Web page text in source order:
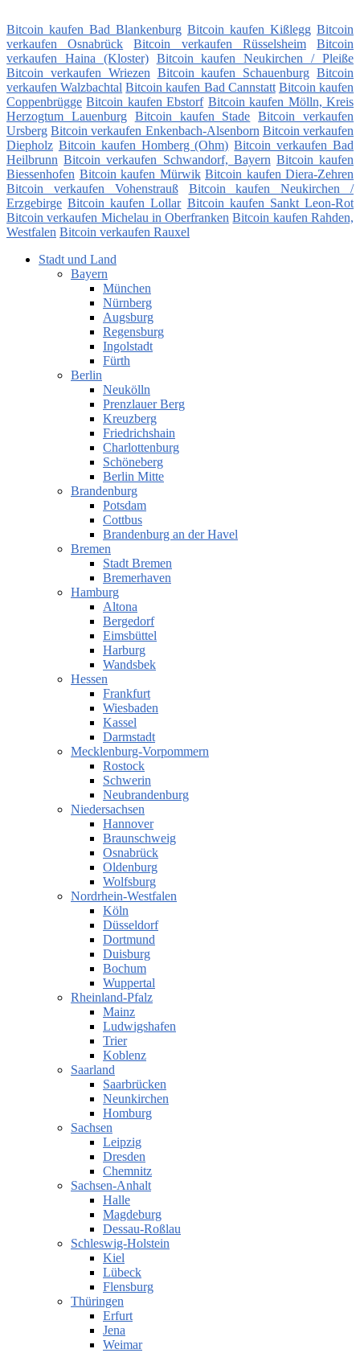
Bitcoin kaufen Bad Blankenburg Bitcoin kaufen Kißlegg Bitcoin
verkaufen Osnabrück
Bitcoin verkaufen Rüsselsheim
Bitcoin
verkaufen Haina (Kloster)
Bitcoin kaufen Neukirchen / Pleiße
Bitcoin verkaufen Wriezen Bitcoin kaufen Schauenburg Bitcoin
verkaufen Walzbachtal Bitcoin kaufen Bad Cannstatt Bitcoin kaufen
Coppenbrügge Bitcoin kaufen Ebstorf Bitcoin kaufen Mölln, Kreis
Herzogtum Lauenburg Bitcoin kaufen Stade
Bitcoin verkaufen
Ursberg Bitcoin verkaufen Enkenbach-Alsenborn Bitcoin verkaufen
Diepholz Bitcoin kaufen Homberg (Ohm) Bitcoin verkaufen Bad
Heilbrunn Bitcoin verkaufen Schwandorf, Bayern Bitcoin kaufen
Biessenhofen Bitcoin kaufen Mürwik Bitcoin kaufen Diera-Zehren
Bitcoin verkaufen Vohenstrauß
Bitcoin kaufen Neukirchen /
Erzgebirge Bitcoin kaufen Lollar Bitcoin kaufen Sankt Leon-Rot
Bitcoin verkaufen Michelau in Oberfranken Bitcoin kaufen Rahden,
Westfalen Bitcoin verkaufen Rauxel
Stadt und Land
Bayern
München
Nürnberg
Augsburg
Regensburg
Ingolstadt
Fürth
Berlin
Neukölln
Prenzlauer Berg
Kreuzberg
Friedrichshain
Charlottenburg
Schöneberg
Berlin Mitte
Brandenburg
Potsdam
Cottbus
Brandenburg an der Havel
Bremen
Stadt Bremen
Bremerhaven
Hamburg
Altona
Bergedorf
Eimsbüttel
Harburg
Wandsbek
Hessen
Frankfurt
Wiesbaden
Kassel
Darmstadt
Mecklenburg-Vorpommern
Rostock
Schwerin
Neubrandenburg
Niedersachsen
Hannover
Braunschweig
Osnabrück
Oldenburg
Wolfsburg
Nordrhein-Westfalen
Köln
Düsseldorf
Dortmund
Duisburg
Bochum
Wuppertal
Rheinland-Pfalz
Mainz
Ludwigshafen
Trier
Koblenz
Saarland
Saarbrücken
Neunkirchen
Homburg
Sachsen
Leipzig
Dresden
Chemnitz
Sachsen-Anhalt
Halle
Magdeburg
Dessau-Roßlau
Schleswig-Holstein
Kiel
Lübeck
Flensburg
Thüringen
Erfurt
Jena
Weimar